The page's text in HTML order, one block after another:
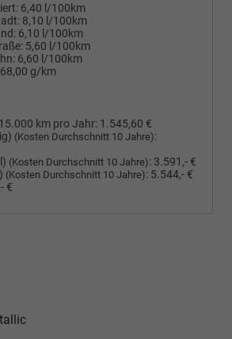
6,40 l/100km
8,10 l/100km
6,10 l/100km
5,60 l/100km
6,60 l/100km
g/km
km pro Jahr: 1.545,60 €
(Kosten Durchschnitt 10 Jahre):
(Kosten Durchschnitt 10 Jahre): 3.591,- €
(Kosten Durchschnitt 10 Jahre): 5.544,- €
€